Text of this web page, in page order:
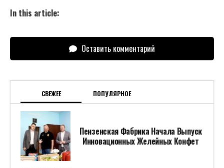
In this article:
Оставить комментарий
СВЕЖЕЕ ПОПУЛЯРНОЕ
Пензенская Фабрика Начала Выпуск
Инновационных Желейных Конфет